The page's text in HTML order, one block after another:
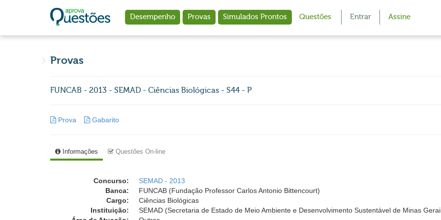
Desempenho Provas Simulados Prontos Questões Entrar Assine
Provas
FUNCAB - 2013 - SEMAD - Ciências Biológicas - S44 - P
Prova Gabarito
Informações Questões On-line
Concurso:
SEMAD - 2013
Banca:
FUNCAB (Fundação Professor Carlos Antonio Bittencourt)
Cargo:
Ciências Biológicas
Instituição:
SEMAD (Secretaria de Estado de Meio Ambiente e Desenvolvimento Sustentável de Minas